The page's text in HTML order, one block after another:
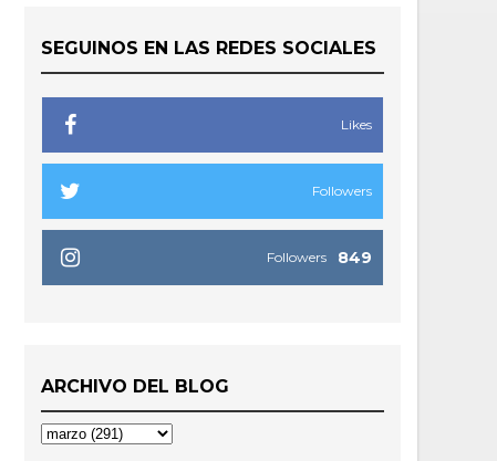
SEGUINOS EN LAS REDES SOCIALES
Likes
Followers
849
Followers
ARCHIVO DEL BLOG